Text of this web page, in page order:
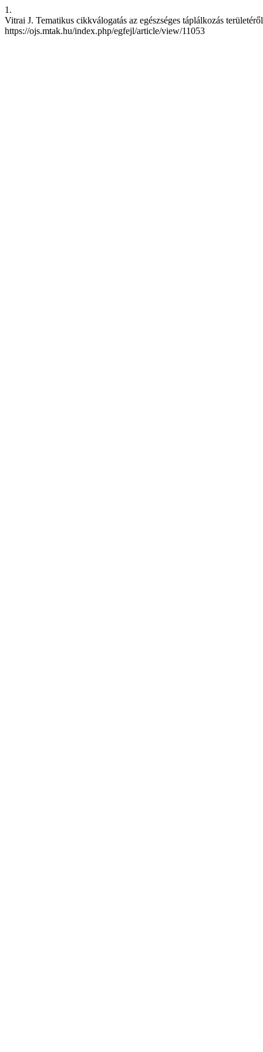
1.
Vitrai J. Tematikus cikkválogatás az egészséges táplálkozás
https://ojs.mtak.hu/index.php/egfejl/article/view/11053